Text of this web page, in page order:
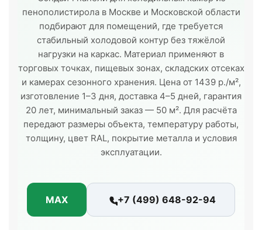
пенополистирола в Москве и Московской области
подбирают для помещений, где требуется
стабильный холодовой контур без тяжёлой
нагрузки на каркас. Материал применяют в
торговых точках, пищевых зонах, складских отсеках
и камерах сезонного хранения. Цена от 1439 р./м²,
изготовление 1–3 дня, доставка 4–5 дней, гарантия
20 лет, минимальный заказ — 50 м². Для расчёта
передают размеры объекта, температуру работы,
толщину, цвет RAL, покрытие металла и условия
эксплуатации.
MAX +7 (499) 648-92-94